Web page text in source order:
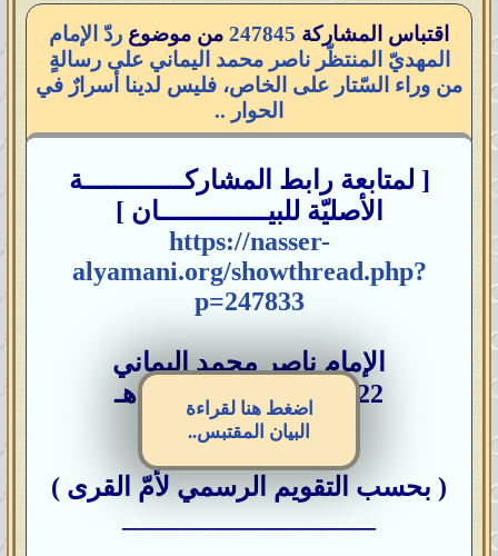
اقتباس المشاركة 247845 من موضوع ردّ الإمام
المهديّ المنتظّر ناصر محمد اليماني على رسالةٍ
من وراء السّتار على الخاص، فليس لدينا أسرارٌ في
الحوار ..
[ لمتابعة رابط المشاركـــــــــــــة
الأصليّة للبيــــــــــــــان ]
https://nasser-
alyamani.org/showthread.php?
p=247833
الإمام ناصر محمد اليماني
22 – ربيع الثاني - 1438 هـ
( بحسب التقويم الرسمي لأمّ القرى )
اضغط هنا لقراءة
البيان المقتبس..